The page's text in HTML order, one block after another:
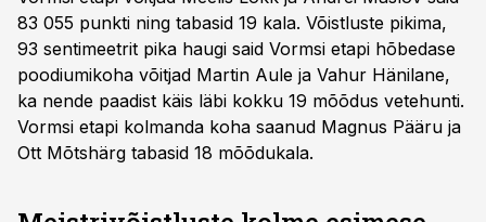
83 055 punkti ning tabasid 19 kala. Võistluste pikima,
93 sentimeetrit pika haugi said Vormsi etapi hõbedase
poodiumikoha võitjad Martin Aule ja Vahur Hänilane,
ka nende paadist käis läbi kokku 19 mõõdus vetehunti.
Vormsi etapi kolmanda koha saanud Magnus Pääru ja
Ott Mõtshärg tabasid 18 mõõdukala.